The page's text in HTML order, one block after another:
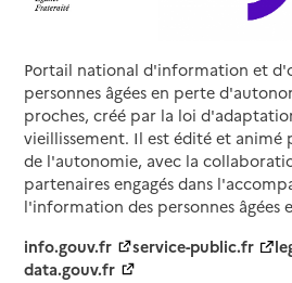
Portail national d'information et
personnes âgées en perte
proches, créé par la loi
vieillissement. Il est édité et animé
de l'autonomie, avec la
partenaires engagés dans
l'information des personnes âgées
info.gouv.fr
service-public.fr
data.gouv.fr